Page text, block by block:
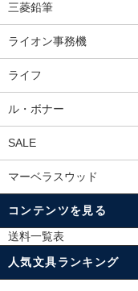
三菱鉛筆
ライオン事務機
ライフ
ル・ボナー
SALE
マーベラスウッド
コンテンツを見る
送料一覧表
人気文具ランキング